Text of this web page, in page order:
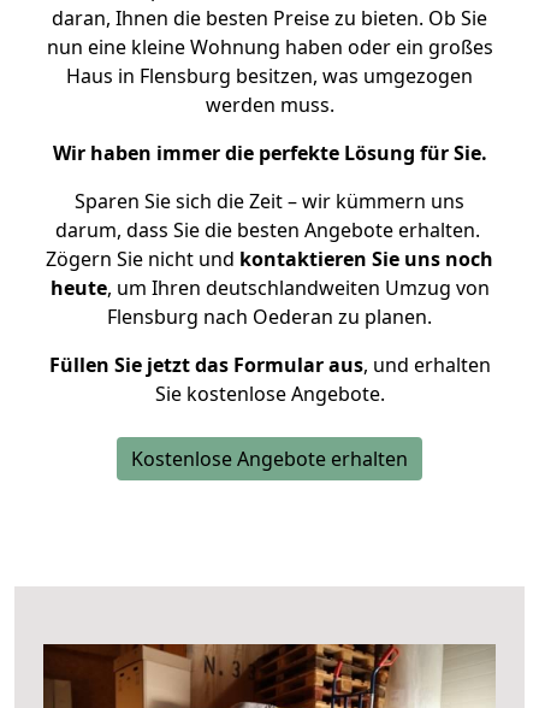
daran, Ihnen die besten Preise zu bieten. Ob Sie
nun eine kleine Wohnung haben oder ein großes
Haus in Flensburg besitzen, was umgezogen
werden muss.
Wir haben immer die perfekte Lösung für Sie.
Sparen Sie sich die Zeit – wir kümmern uns
darum, dass Sie die besten Angebote erhalten.
Zögern Sie nicht und kontaktieren Sie uns noch
heute, um Ihren deutschlandweiten Umzug von
Flensburg nach Oederan zu planen.
Füllen Sie jetzt das Formular aus, und erhalten
Sie kostenlose Angebote.
Kostenlose Angebote erhalten